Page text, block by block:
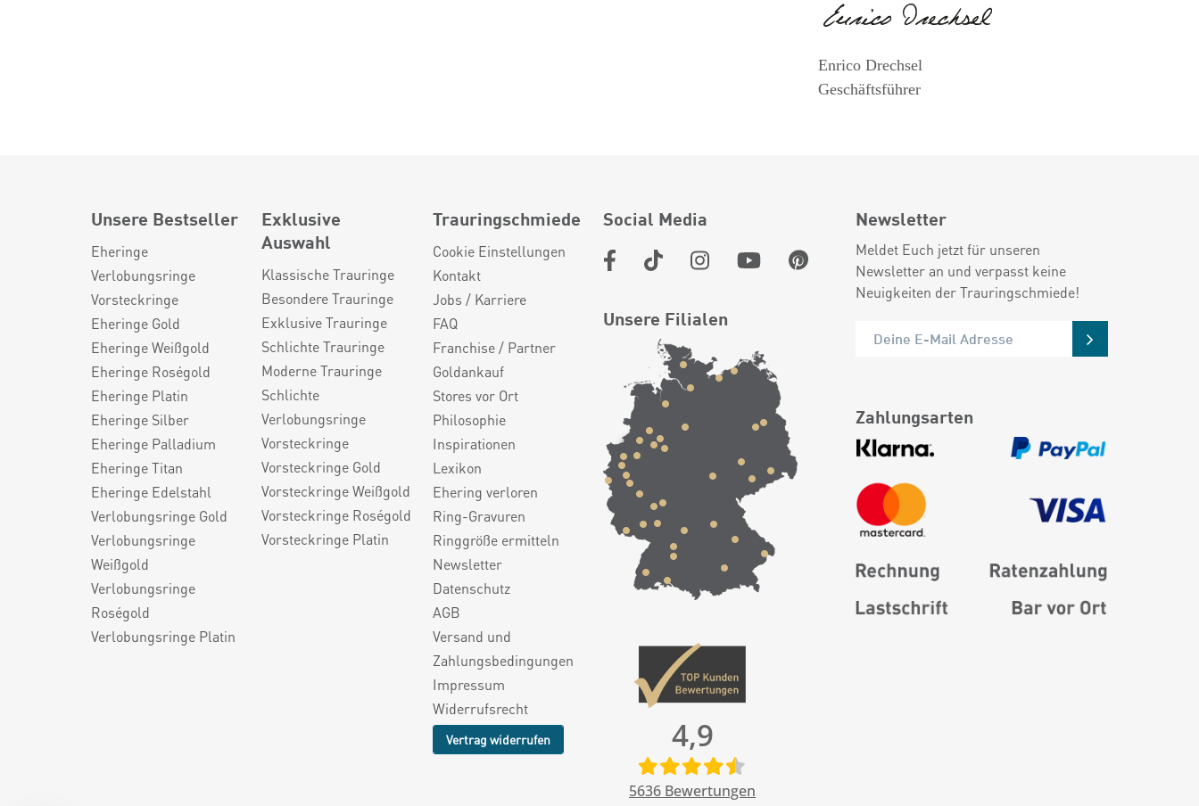
Enrico Drechsel
Geschäftsführer
Unsere Bestseller
Eheringe
Verlobungsringe
Vorsteckringe
Eheringe Gold
Eheringe Weißgold
Eheringe Roségold
Eheringe Platin
Eheringe Silber
Eheringe Palladium
Eheringe Titan
Eheringe Edelstahl
Verlobungsringe Gold
Verlobungsringe
Weißgold
Verlobungsringe
Roségold
Verlobungsringe Platin
Exklusive
Auswahl
Klassische Trauringe
Besondere Trauringe
Exklusive Trauringe
Schlichte Trauringe
Moderne Trauringe
Schlichte
Verlobungsringe
Vorsteckringe
Vorsteckringe Gold
Vorsteckringe Weißgold
Vorsteckringe Roségold
Vorsteckringe Platin
Trauringschmiede
Cookie Einstellungen
Kontakt
Jobs / Karriere
FAQ
Franchise / Partner
Goldankauf
Stores vor Ort
Philosophie
Inspirationen
Lexikon
Ehering verloren
Ring-Gravuren
Ringgröße ermitteln
Newsletter
Datenschutz
AGB
Versand und
Zahlungsbedingungen
Impressum
Widerrufsrecht
Vertrag widerrufen
Social Media
Unsere Filialen
4,9
5636 Bewertungen
Newsletter
Meldet Euch jetzt für unseren
Newsletter an und verpasst keine
Neuigkeiten der Trauringschmiede!
Zahlungsarten